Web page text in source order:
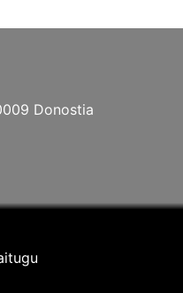
Donostia